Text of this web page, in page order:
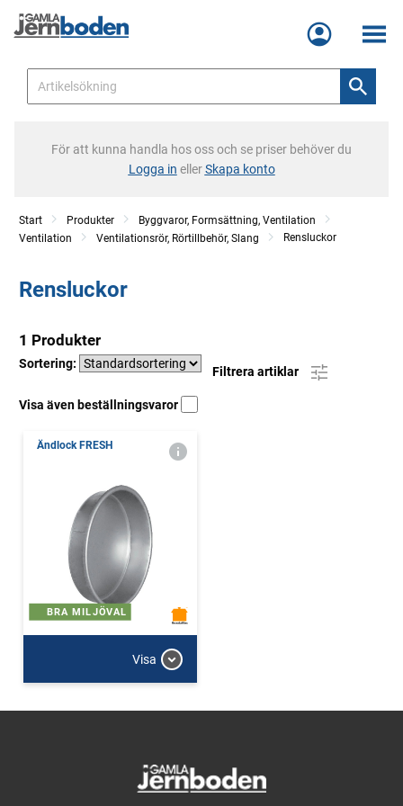
Meny
För att kunna handla hos oss och se priser behöver du
Logga in ellerSkapa konto
Start Produkter
Byggvaror, Formsättning, Ventilation
Ventilation
Ventilationsrör, Rörtillbehör, Slang Rensluckor
Rensluckor
1 Produkter
Sortering:
Filtrera artiklar
Visa även beställningsvaror
Ändlock FRESH
BRA MILJÖVAL
Visa